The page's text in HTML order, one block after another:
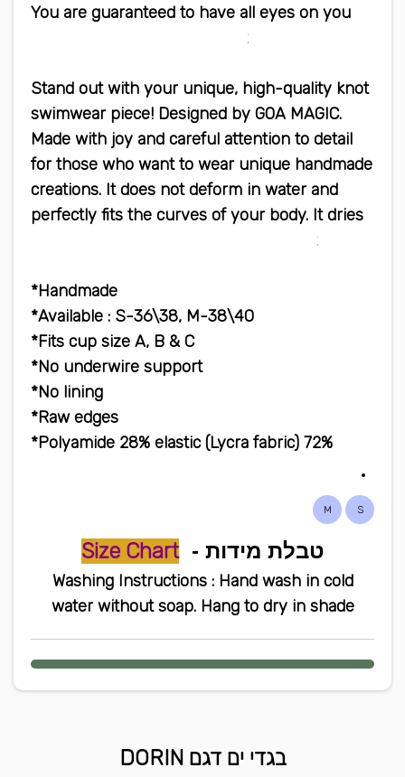
You are guaranteed to have all eyes on you
Stand out with your unique, high-quality knot
swimwear piece! Designed by GOA MAGIC.
Made with joy and careful attention to detail
for those who want to wear unique handmade
creations. It does not deform in water and
perfectly fits the curves of your body. It dries
Fits cup size A, B & C*
No underwire support*
S
M
טבלת מידות -Size Chart
Washing Instructions : Hand wash in cold
water without soap. Hang to dry in shade
בגדי ים דגם DORIN